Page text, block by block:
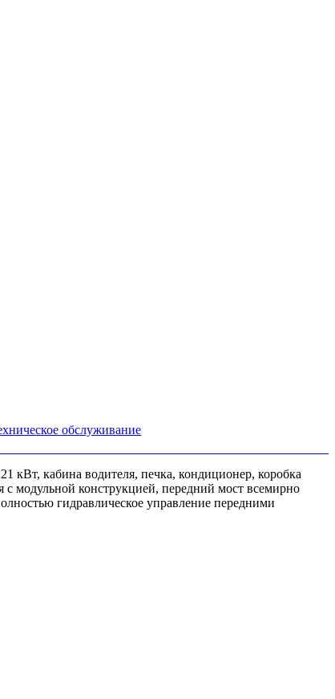
обслуживание
кВт, кабина водителя, печка, кондиционер, коробка
с модульной конструкцией, передний мост всемирно
гидравлическое управление передними